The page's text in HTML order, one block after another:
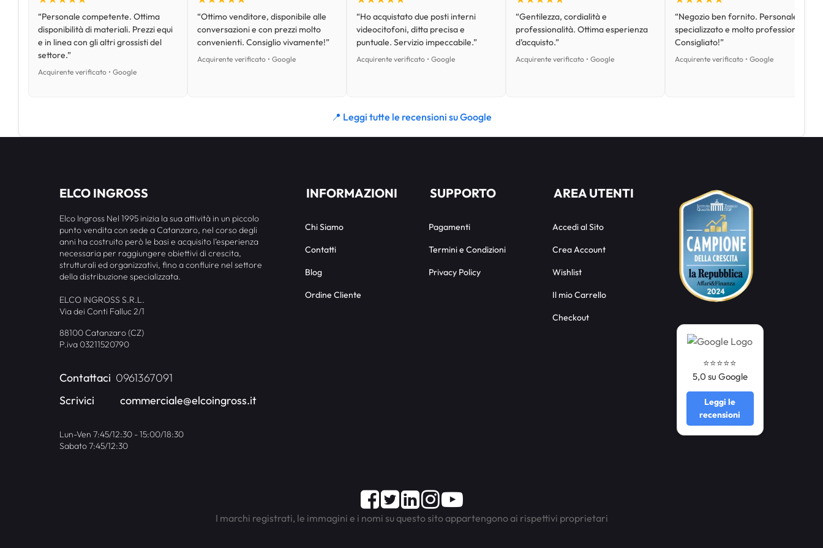
“Personale competente. Ottima
disponibilità di materiali. Prezzi equi
e in linea con gli altri grossisti del
settore.”
Acquirente verificato • Google
“Ottimo venditore, disponibile alle
conversazioni e con prezzi molto
convenienti. Consiglio vivamente!”
Acquirente verificato • Google
“Ho acquistato due posti interni
videocitofoni, ditta precisa e
puntuale. Servizio impeccabile.”
Acquirente verificato • Google
“Gentilezza, cordialità e
professionalità. Ottima esperienza
d’acquisto.”
Acquirente verificato • Google
“Negozio ben fornito. Personale
specializzato e molto professionale.
Consigliato!”
Acquirente verificato • Google
📍 Leggi tutte le recensioni su Google
ELCO INGROSS
Elco Ingross Nel 1995 inizia la sua attività in un piccolo
punto vendita con sede a Catanzaro, nel corso degli
anni ha costruito però le basi e acquisito l’esperienza
necessaria per raggiungere obiettivi di crescita,
strutturali ed organizzativi, fino a confluire nel settore
della distribuzione specializzata.
ELCO INGROSS S.R.L.
Via dei Conti Falluc 2/1
88100 Catanzaro (CZ)
P.iva 03211520790
Contattaci 0961367091
Scrivici
commerciale@elcoingross.it
Lun-Ven 7:45/12:30 - 15:00/18:30
Sabato 7:45/12:30
INFORMAZIONI
Chi Siamo
Contatti
Blog
Ordine Cliente
SUPPORTO
Pagamenti
Termini e Condizioni
Privacy Policy
AREA UTENTI
Accedi al Sito
Crea Account
Wishlist
Il mio Carrello
Checkout
⭐️⭐️⭐️⭐️⭐️
5,0 su Google
Leggi le
recensioni
Facebook
TwitterLinkedInInstagram
Youtube
I marchi registrati, le immagini e i nomi su questo sito appartengono ai rispettivi proprietari